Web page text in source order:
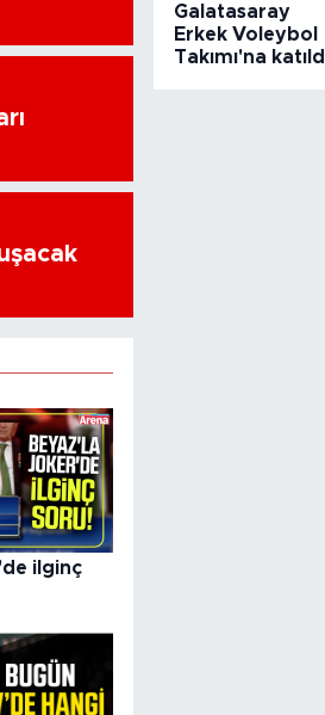
ilginç
Galatasaray
Erkek Voleybol
Takımı'na